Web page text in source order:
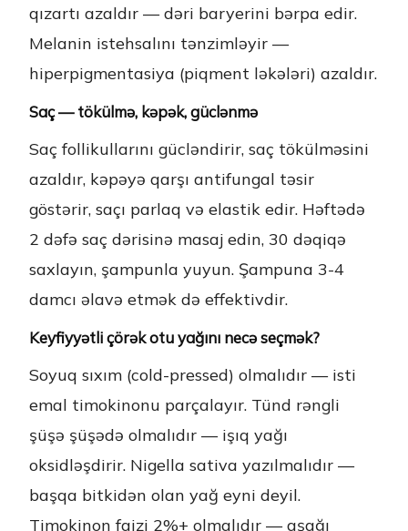
qızartı azaldır — dəri baryerini bərpa edir.
Melanin istehsalını tənzimləyir —
hiperpigmentasiya (piqment ləkələri) azaldır.
Saç — tökülmə, kəpək, güclənmə
Saç follikullarını gücləndirir, saç tökülməsini
azaldır, kəpəyə qarşı antifungal təsir
göstərir, saçı parlaq və elastik edir. Həftədə
2 dəfə saç dərisinə masaj edin, 30 dəqiqə
saxlayın, şampunla yuyun. Şampuna 3-4
damcı əlavə etmək də effektivdir.
Keyfiyyətli çörək otu yağını necə seçmək?
Soyuq sıxım (cold-pressed) olmalıdır — isti
emal timokinonu parçalayır. Tünd rəngli
şüşə şüşədə olmalıdır — işıq yağı
oksidləşdirir. Nigella sativa yazılmalıdır —
başqa bitkidən olan yağ eyni deyil.
Timokinon faizi 2%+ olmalıdır — aşağı